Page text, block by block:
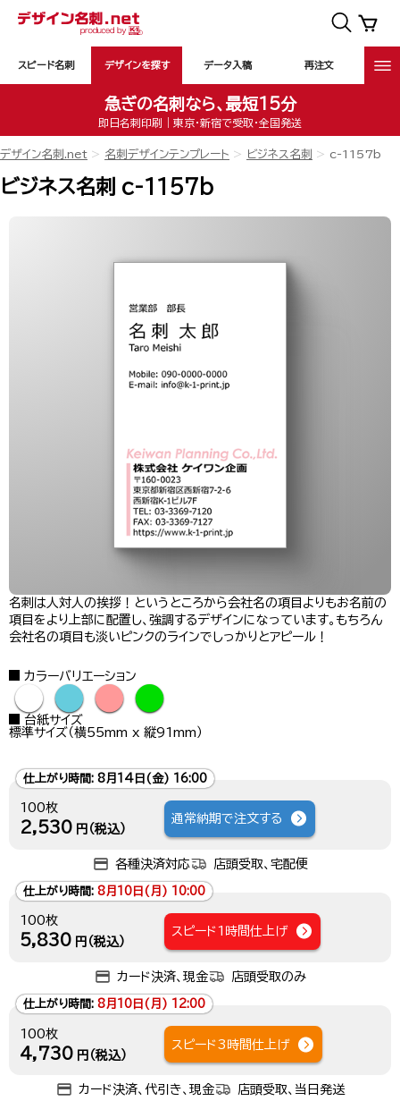
スピード名刺 デザインを探す データ入稿 再注文
急ぎの名刺なら、最短15分
即日名刺印刷｜東京・新宿で受取・全国発送
デザイン名刺.net 名刺デザインテンプレート ビジネス名刺 c-1157b
ビジネス名刺 c-1157b
名刺は人対人の挨拶！というところから会社名の項目よりもお名前の
項目をより上部に配置し、強調するデザインになっています。もちろん
会社名の項目も淡いピンクのラインでしっかりとアピール！
カラーバリエーション
● ● ● ●
台紙サイズ
標準サイズ（横55mm x 縦91mm）
仕上がり時間: 8月14日(金) 16:00
100枚
2,530 円（税込）
通常納期で注文する
各種決済対応 店頭受取、宅配便
仕上がり時間: 8月10日(月) 10:00
100枚
5,830 円（税込）
スピード1時間仕上げ
カード決済、現金 店頭受取のみ
仕上がり時間: 8月10日(月) 12:00
100枚
4,730 円（税込）
スピード3時間仕上げ
カード決済、代引き、現金 店頭受取、当日発送